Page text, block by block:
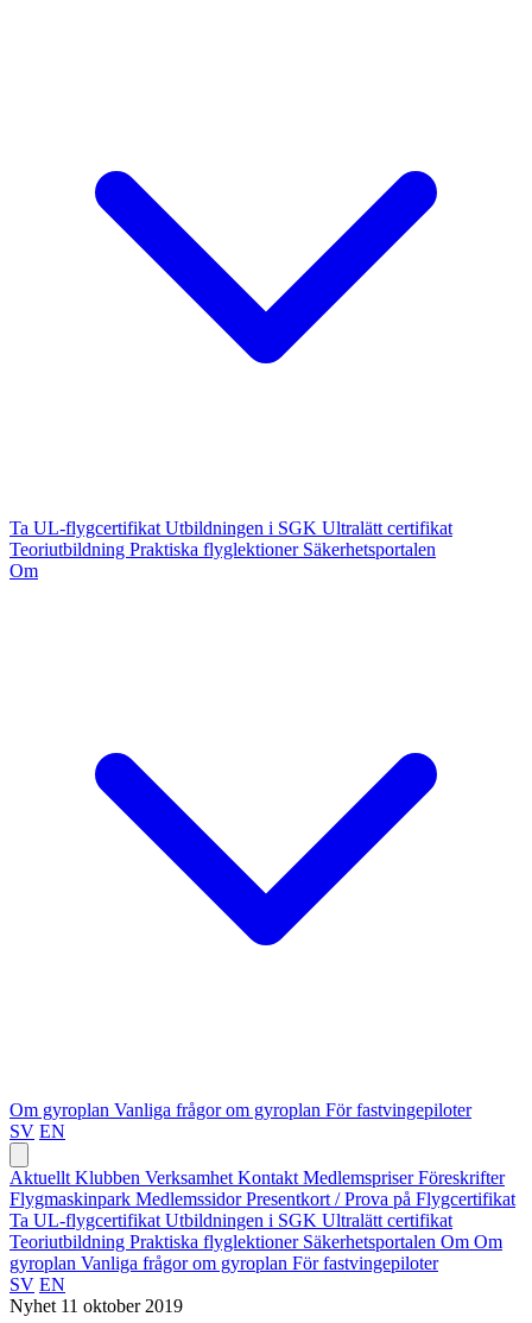
Ta UL-flygcertifikat Utbildningen i SGK Ultralätt certifikat
Teoriutbildning Praktiska flyglektioner Säkerhetsportalen
Om
Om gyroplan Vanliga frågor om gyroplan För fastvingepiloter
SV EN
Aktuellt Klubben Verksamhet Kontakt MedlemspriserFöreskrifter
Flygmaskinpark MedlemssidorPresentkort / Prova på Flygcertifikat
Ta UL-flygcertifikat Utbildningen i SGK Ultralätt certifikat
Teoriutbildning Praktiska flyglektioner Säkerhetsportalen Om Om
gyroplan Vanliga frågor om gyroplan För fastvingepiloter
SV EN
Nyhet 11 oktober 2019